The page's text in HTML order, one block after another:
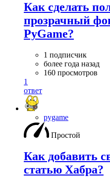
Как сделать
прозрачный
PyGame?
1 подписчик
более года назад
160 просмотров
1
ответ
pygame
Простой
Как добавить
статью Хабра?